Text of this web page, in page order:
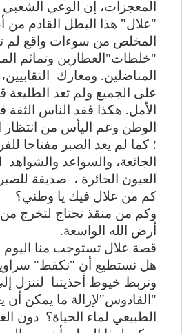
المعجزات، إن الوعي
"علال" هذا البطل القادم من
المخلص من سوءات واقع لم
"خلطات"العطارين وتمائم
المناضلين. ومعارك
على الجميع ولم تعد الطليعة
الأمل. هكذا فقد الناس
الوطن وعم اليأس من انتظار
؛ كما لم يعد الصبر مفتاحا
الجائعة، والسواعد والشواهد
العيون الحائرة ، صديقة
كم من علال فيك يا وطني؟
وكم من منقذ تحتاج لتخرج
أرض الله الواسعة.
قصة علال تستوجب منا
هل نستطيع أن "نكفط"
ونربط خيوط أحذيتنا لننزل
"القادوس"لإزالة ما يمكن أن
الطبيعي لماء الحياة؟ دون